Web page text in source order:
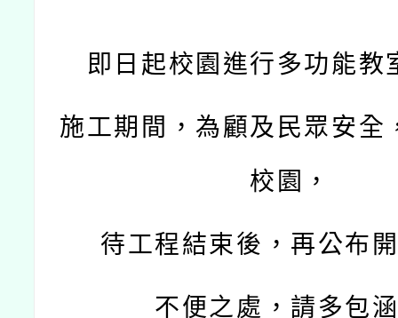
即日起校園進行多功能教
施工期間，為顧及民眾安全
校園，
待工程結束後， 再公布
不便之處，請多包